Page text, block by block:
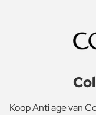
Koop Anti age van